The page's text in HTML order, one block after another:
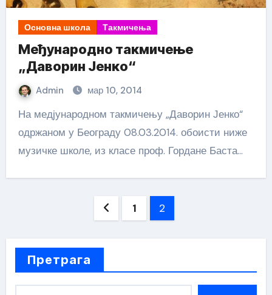
Основна школа Такмичења
Међународно такмичење
„Даворин Јенко“
Admin мар 10, 2014
На медјународном такмичењу „Даворин Јенко“
одржаном у Београду 08.03.2014. обоисти ниже
музичке школе, из класе проф. Гордане Баста…
Пагинација
1 2
Претрага